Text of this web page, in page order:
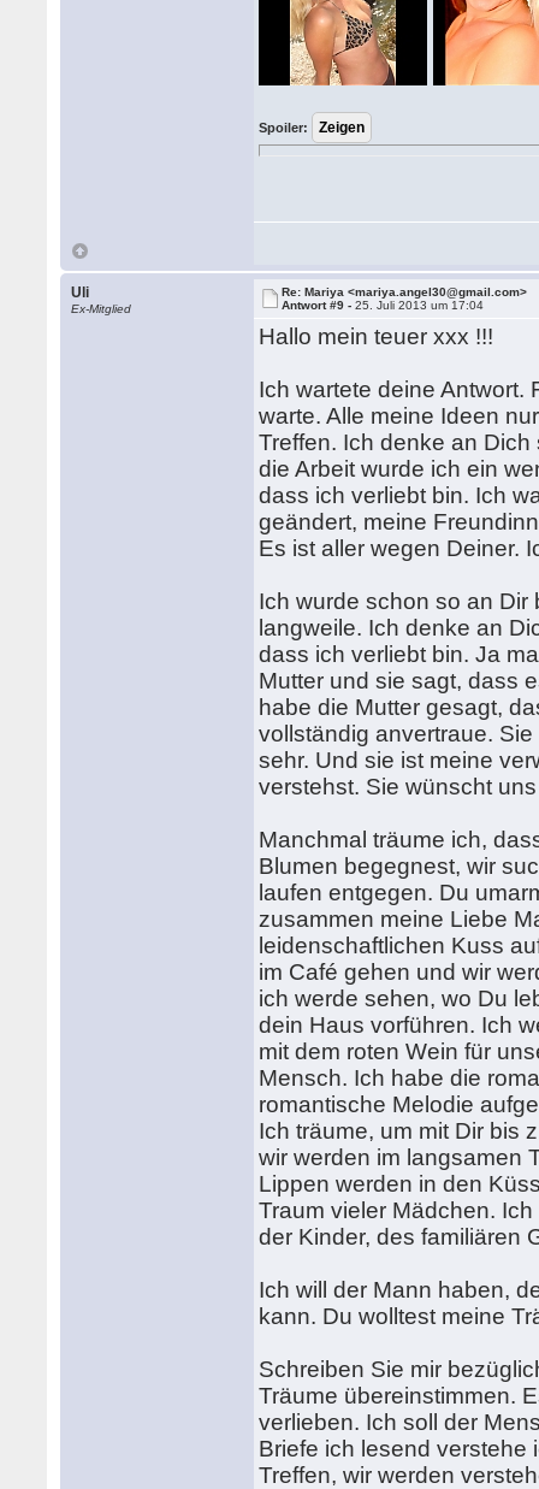
Spoiler:
Uli
Ex-Mitglied
Re: Mariya <mariya.angel30@gmail.com>
Antwort #9 -25. Juli 2013 um 17:04
Hallo mein teuer xxx !!!
Ich wartete deine Antwort.
warte. Alle meine Ideen
Treffen. Ich denke an
die Arbeit wurde ich ein
dass ich verliebt bin. Ich
geändert, meine
Es ist aller wegen Deiner.
Ich wurde schon so an Dir
langweile. Ich denke an
dass ich verliebt bin. Ja
Mutter und sie sagt, dass
habe die Mutter gesagt,
vollständig anvertraue.
sehr. Und sie ist meine
verstehst. Sie wünscht
Manchmal träume ich,
Blumen begegnest, wir
laufen entgegen. Du
zusammen meine Liebe
leidenschaftlichen Kuss
im Café gehen und wir
ich werde sehen, wo Du
dein Haus vorführen. Ich
mit dem roten Wein für
Mensch. Ich habe die
romantische Melodie
Ich träume, um mit Dir bis
wir werden im langsamen
Lippen werden in den
Traum vieler Mädchen.
der Kinder, des familiären
Ich will der Mann haben,
kann. Du wolltest meine
Schreiben Sie mir
Träume übereinstimmen.
verlieben. Ich soll der
Briefe ich lesend verstehe
Treffen, wir werden